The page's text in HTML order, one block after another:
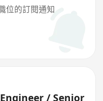
位的訂閱通知
/ Senior